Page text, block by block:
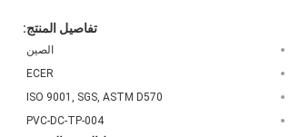
تفاصيل المنتج:
الصين
ECER
ISO 9001, SGS, ASTM D570
PVC-DC-TP-004